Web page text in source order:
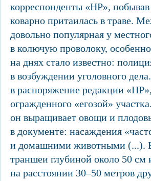
корреспонденты «НР», побывав
коварно притаилась в траве.
довольно популярная у
в колючую проволоку,
на днях стало известно:
в возбуждении уголовного
в распоряжение редакции
огражденного «егозой»
он выращивает овощи и
в документе: насаждения
и домашними животными (...).
траншеи глубиной около 50 см
на расстоянии 30–50 метров